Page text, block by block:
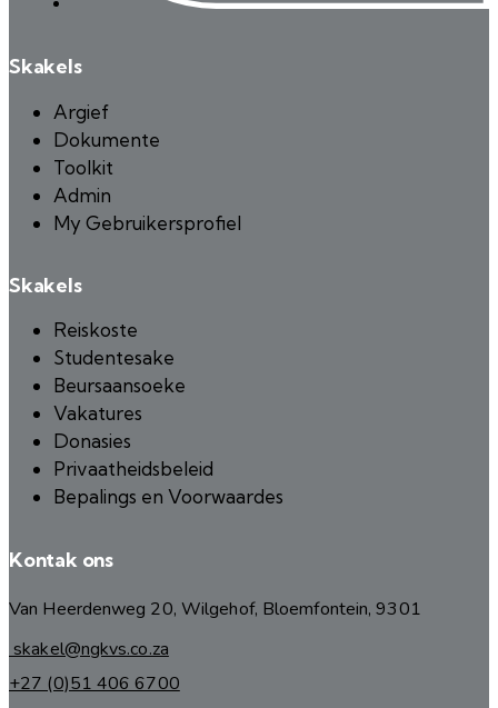
Skakels
Argief
Dokumente
Toolkit
Admin
My Gebruikersprofiel
Skakels
Reiskoste
Studentesake
Beursaansoeke
Vakatures
Donasies
Privaatheidsbeleid
Bepalings en Voorwaardes
Kontak ons
Van Heerdenweg 20, Wilgehof, Bloemfontein, 9301
skakel@ngkvs.co.za
+27 (0)51 406 6700